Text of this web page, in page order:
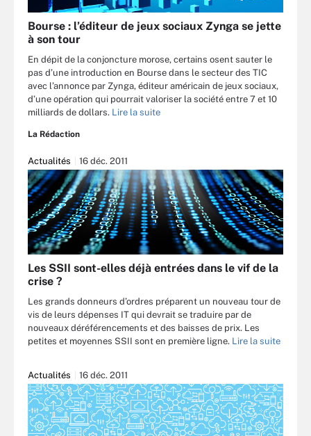
Bourse : l’éditeur de jeux sociaux Zynga se jette
à son tour
En dépit de la conjoncture morose, certains osent sauter le
pas d’une introduction en Bourse dans le secteur des TIC
avec l’annonce par Zynga, éditeur américain de jeux sociaux,
d’une opération qui pourrait valoriser la société entre 7 et 10
milliards de dollars. Lire la suite
La Rédaction
Actualités 16 déc. 2011
Les SSII sont-elles déjà entrées dans le vif de la
crise ?
Les grands donneurs d’ordres préparent un nouveau tour de
vis de leurs dépenses IT qui devrait se traduire par de
nouveaux déréférencements et des baisses de prix. Les
petites et moyennes SSII sont en première ligne. Lire la suite
Actualités 16 déc. 2011